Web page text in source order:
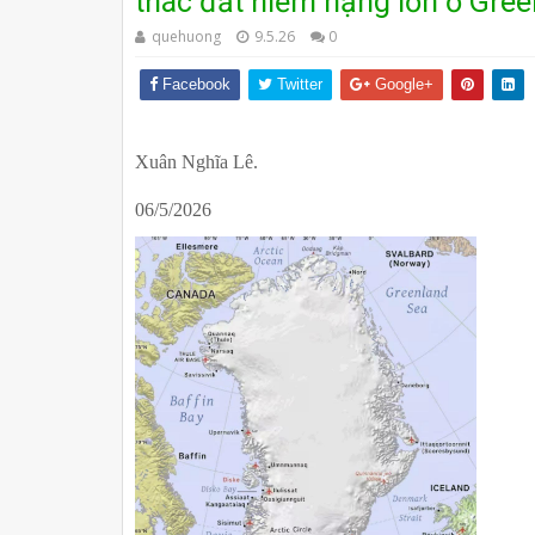
quehuong 9.5.26 0
Facebook Twitter Google+
Xuân Nghĩa Lê.
06/5/2026